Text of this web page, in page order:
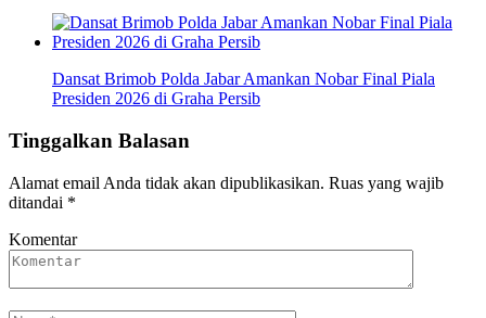
Dansat Brimob Polda Jabar Amankan Nobar Final Piala
Presiden 2026 di Graha Persib
Tinggalkan Balasan
Alamat email Anda tidak akan dipublikasikan. Ruas yang wajib
ditandai *
Komentar